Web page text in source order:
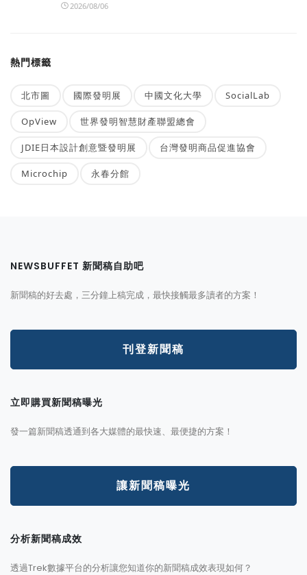
2026/08/06
熱門標籤
北市圖 國際發明展 中國文化大學 SocialLab
OpView 世界發明智慧財產聯盟總會
JDIE日本設計創意暨發明展 台灣發明商品促進協會
Microchip 永春分館
NEWSBUFFET 新聞稿自助吧
新聞稿的好去處，三分鐘上稿完成，最快接觸最多讀者的方案！
刊登新聞稿
立即購買新聞稿曝光
發一篇新聞稿透通到各大媒體的最快速、最便捷的方案！
讓新聞稿曝光
分析新聞稿成效
透過Trek數據平台的分析讓您知道你的新聞稿成效表現如何？